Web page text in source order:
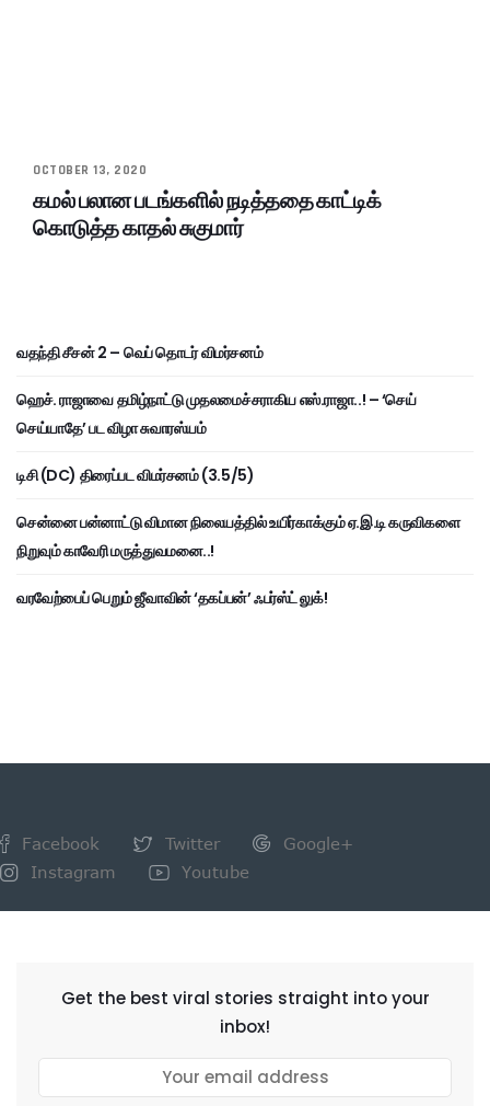
OCTOBER 13, 2020
கமல் பலான படங்களில் நடித்ததை காட்டிக்
கொடுத்த காதல் சுகுமார்
வதந்தி சீசன் 2 – வெப் தொடர் விமர்சனம்
ஹெச். ராஜாவை தமிழ்நாட்டு முதலமைச்சராகிய எஸ்.ராஜா..! – ‘செய்
செய்யாதே’ பட விழா சுவாரஸ்யம்
டிசி (DC) திரைப்பட விமர்சனம் (3.5/5)
சென்னை பன்னாட்டு விமான நிலையத்தில் உயிர்காக்கும் ஏ.இ.டி கருவிகளை
நிறுவும் காவேரி மருத்துவமனை..!
வரவேற்பைப் பெறும் ஜீவாவின் ‘தகப்பன்’ ஃபர்ஸ்ட் லுக்!
Facebook Twitter
Google+
Instagram
Youtube
Get the best viral stories straight into your
inbox!